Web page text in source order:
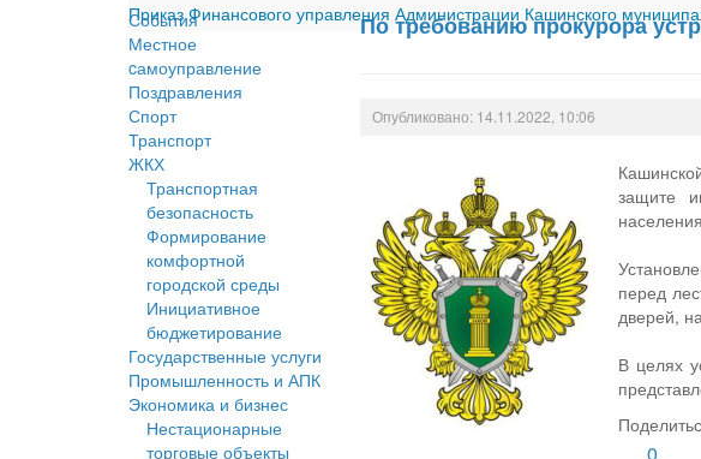
Приказ Финансового управления Администрации Кашинского
События
Местное
cамоуправление
Поздравления
Спорт
Транспорт
ЖКХ
Транспортная
безопасность
Формирование
комфортной
городской среды
Инициативное
бюджетирование
Государственные услуги
Промышленность и АПК
Экономика и бизнес
Нестационарные
торговые объекты
По требованию прокурора
Опубликовано: 14.11.2022, 10:06
защите
перед
дверей,
В целях